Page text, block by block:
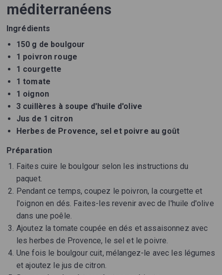
méditerranéens
Ingrédients
150 g de boulgour
1 poivron rouge
1 courgette
1 tomate
1 oignon
3 cuillères à soupe d'huile d'olive
Jus de 1 citron
Herbes de Provence, sel et poivre au goût
Préparation
Faites cuire le boulgour selon les instructions du
paquet.
Pendant ce temps, coupez le poivron, la courgette et
l'oignon en dés. Faites-les revenir avec de l'huile d'olive
dans une poêle.
Ajoutez la tomate coupée en dés et assaisonnez avec
les herbes de Provence, le sel et le poivre.
Une fois le boulgour cuit, mélangez-le avec les légumes
et ajoutez le jus de citron.